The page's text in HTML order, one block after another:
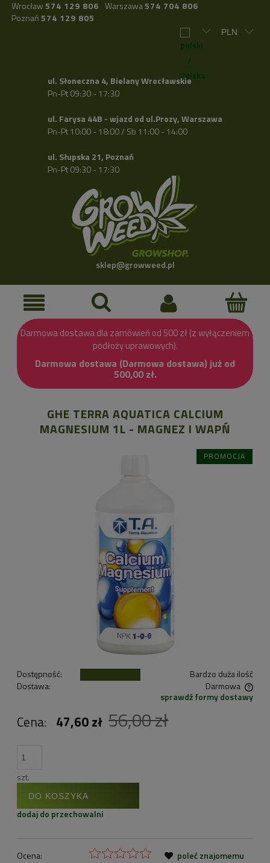
Wrocław 574 129 806 Warszawa574 704 806
Poznań 574 129 805
ul. Słoneczna 4, Bielany Wrocławskie
Pn-Pt 09:30 - 17:30
ul. Farysa 44B - wjazd od ul.Prozy, Warszawa
Pn-Pt 10:00 - 18:00 / Sb 11:00 - 14:00
ul. Słupska 21, Poznań
Pn-Pt 09:30 - 17:30
sklep@growweed.pl
Darmowa dostawa dla zamówień od 500 zł (z wyłączeniem
podłoży uprawowych).
Darmowa dostawa (Darmowa dostawa) już od
500,00 zł.
GHE TERRA AQUATICA CALCIUM
MAGNESIUM 1L - MAGNEZ I WAPŃ
PROMOCJA
Dostępność:
Bardzo duża ilość
Dostawa:
Darmowa
Cena nie zawiera ewentualnych kosztów płatnościsprawdź formy dostawy
Cena: 47,60 zł 56,00 zł
szt.
DO KOSZYKA
dodaj do przechowalni
Ocena:
poleć znajomemu